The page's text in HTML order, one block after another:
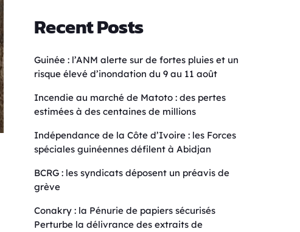
Recent Posts
Guinée : l’ANM alerte sur de fortes pluies et un
risque élevé d’inondation du 9 au 11 août
Incendie au marché de Matoto : des pertes
estimées à des centaines de millions
Indépendance de la Côte d’Ivoire : les Forces
spéciales guinéennes défilent à Abidjan
BCRG : les syndicats déposent un préavis de
grève
Conakry : la Pénurie de papiers sécurisés
Perturbe la délivrance des extraits de